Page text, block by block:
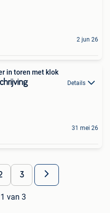
2 jun 26
in toren met klok
Details
31 mei 26
3
van 3